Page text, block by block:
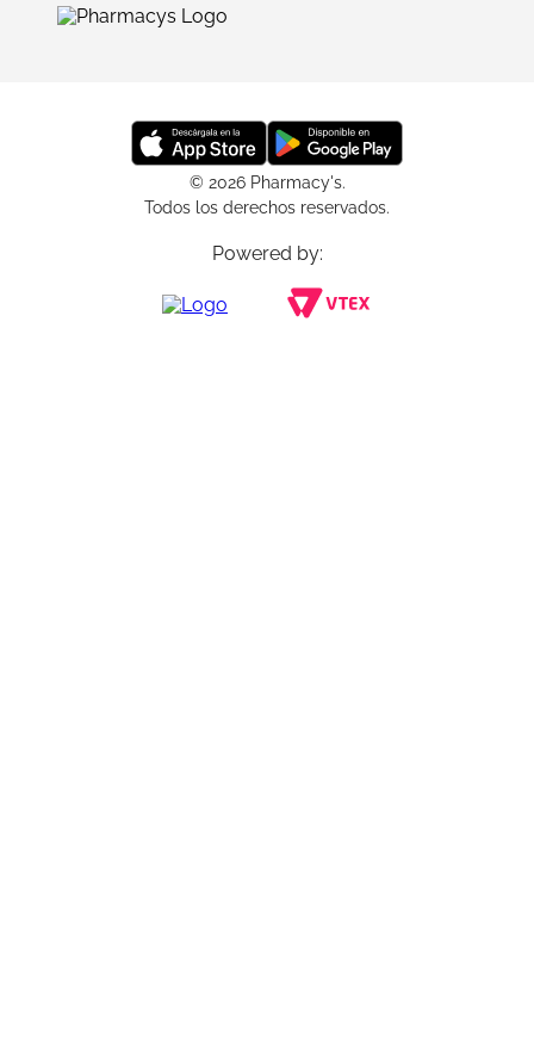
© 2026 Pharmacy's.
Todos los derechos reservados.
Powered by: